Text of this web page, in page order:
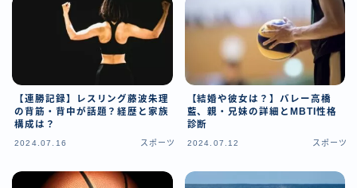
【連勝記録】レスリング藤波朱理
の背筋・背中が話題？経歴と家族
構成は？
2024.07.16 スポーツ
【結婚や彼女は？】バレー高橋
藍、親・兄妹の詳細とMBTI性格
診断
2024.07.12 スポーツ